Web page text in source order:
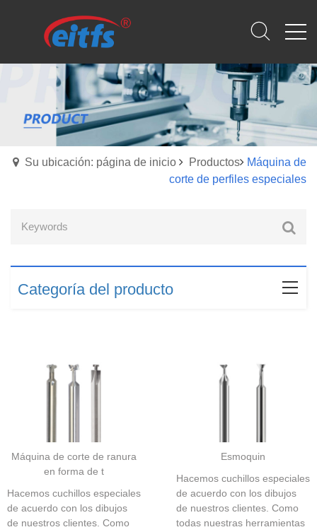
Su ubicación: página de inicio Productos
Máquina de
corte de perfiles especiales
Categoría del producto
Máquina de corte de ranura
en forma de t
Hacemos cuchillos especiales
de acuerdo con los dibujos
de nuestros clientes. Como
Esmoquin
Hacemos cuchillos especiales
de acuerdo con los dibujos
de nuestros clientes. Como
todas nuestras herramientas